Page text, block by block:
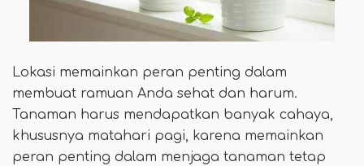
Lokasi memainkan peran penting dalam
membuat ramuan Anda sehat dan harum.
Tanaman harus mendapatkan banyak cahaya,
khususnya matahari pagi, karena memainkan
peran penting dalam menjaga tanaman tetap